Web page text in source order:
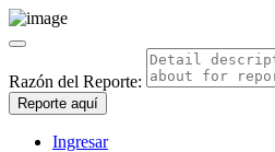
Razón del Reporte:
Reporte aquí
Ingresar